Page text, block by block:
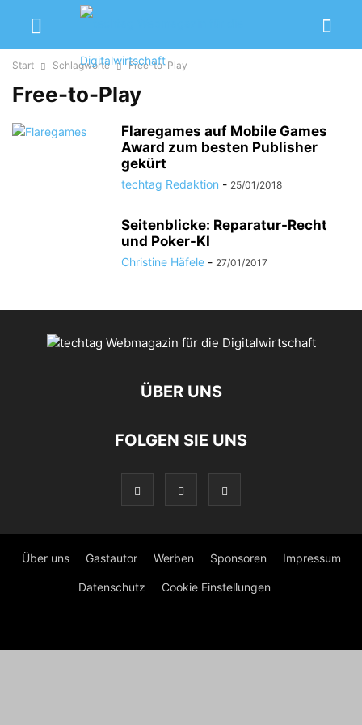
Start Schlagworte Free-to-Play
Free-to-Play
Flaregames auf Mobile Games
Award zum besten Publisher
gekürt
techtag Redaktion - 25/01/2018
Seitenblicke: Reparatur-Recht
und Poker-KI
Christine Häfele - 27/01/2017
ÜBER UNS
FOLGEN SIE UNS
Über uns Gastautor Werben Sponsoren Impressum
Datenschutz Cookie Einstellungen